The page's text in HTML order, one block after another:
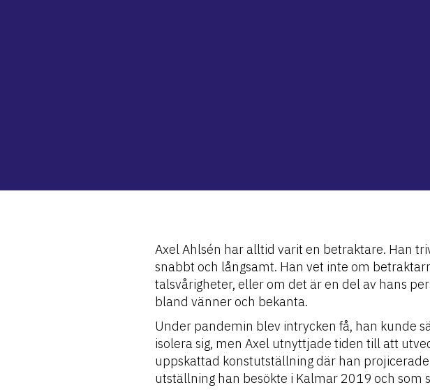
Axel Ahlsén har alltid varit en betraktare. Han
snabbt och långsamt. Han vet inte om
talsvårigheter, eller om det är en del av hans
bland vänner och bekanta.
Under pandemin blev intrycken få, han kunde
isolera sig, men Axel utnyttjade tiden till att
uppskattad konstutställning där han
utställning han besökte i Kalmar 2019 och